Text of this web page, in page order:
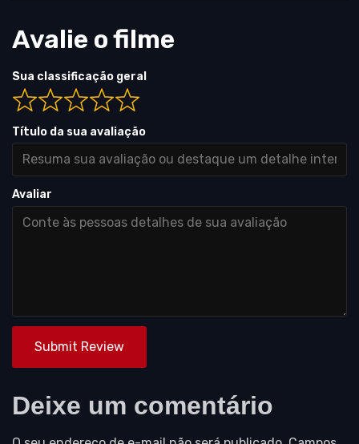
Avalie o filme
Sua classificação geral
Título da sua avaliação
Avaliar
Submit Review
Deixe um comentário